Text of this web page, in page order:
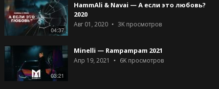
04:37
HammAli & Navai — А если это любовь?
2020
Авг 01, 2020 3Kпросмотров
03:21
Minelli — Rampampam 2021
Апр 19, 2021 6Kпросмотров